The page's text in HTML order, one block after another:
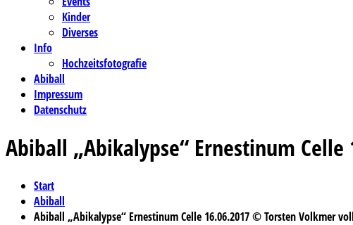
Kinder
Diverses
Info
Hochzeitsfotografie
Abiball
Impressum
Datenschutz
Abiball „Abikalypse“ Ernestinum
Start
Abiball
Abiball „Abikalypse“ Ernestinum Celle 16.06.2017 © Torsten Volkmer